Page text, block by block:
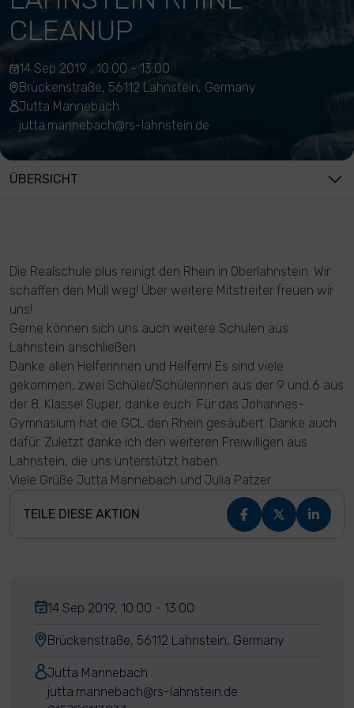
CLEANUP
14 Sep 2019 , 10:00 - 13:00
Brückenstraße, 56112 Lahnstein, Germany
Jutta Mannebach
jutta.mannebach@rs-lahnstein.de
ÜBERSICHT
Die Realschule plus reinigt den Rhein in Oberlahnstein. Wir
schaffen den Müll weg! Über weitere Mitstreiter freuen wir
uns!
Gerne können sich uns auch weitere Schulen aus
Lahnstein anschließen.
Danke allen Helferinnen und Helfern! Es sind viele
gekommen, zwei Schüler/Schülerinnen aus der 9 und 6 aus
der 8. Klasse! Super, danke euch. Für das Johannes-
Gymnasium hat die GCL den Rhein gesäubert. Danke auch
dafür. Zuletzt danke ich den weiteren Freiwilligen aus
Lahnstein, die uns unterstützt haben.
Viele Grüße Jutta Mannebach und Julia Patzer
TEILE DIESE AKTION
14 Sep 2019, 10:00 - 13:00
Brückenstraße, 56112 Lahnstein, Germany
Jutta Mannebach
jutta.mannebach@rs-lahnstein.de